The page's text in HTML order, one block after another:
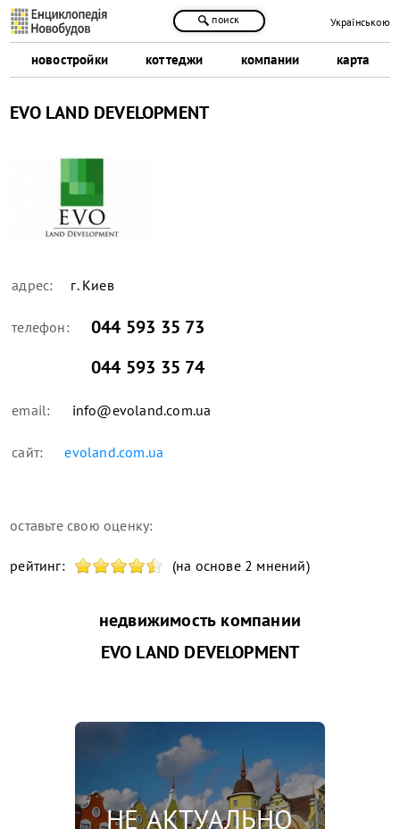
новостройки коттеджи компании карта
поиск Українською
EVO LAND DEVELOPMENT
адрес: г. Киев
телефон:
044 593 35 73
044 593 35 74
email: info@evoland.com.ua
сайт: evoland.com.ua
оставьте свою оценку:
рейтинг: (на основе 2 мнений)
недвижимость компании
EVO LAND DEVELOPMENT